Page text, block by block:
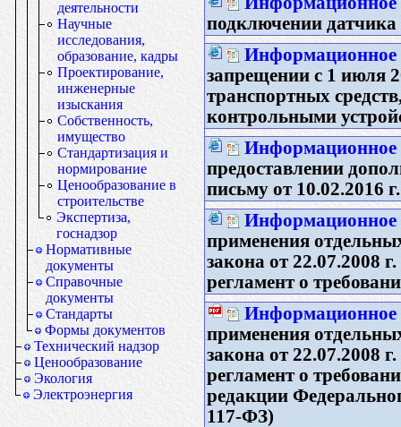
деятельности
Научные
исследования,
образование, кадры
Проектирование,
инженерные
изыскания
Собственность,
имущество
Стандартизация и
нормирование
Ценообразование в
строительстве
Экспертиза,
госнадзор
Нормативные
документы
Справочные
документы
Стандарты
Формы документов
Технический надзор
Ценообразование
Экология
Электроэнергия
подключении
Информационное
запрещении с 1 июля
транспортных
контрольными
Информационное
предоставлении
письму от 10.02.2016
Информационное
применения
закона от 22.07.2008
регламент о
Информационное
применения
закона от 22.07.2008
регламент о
редакции
117-ФЗ)